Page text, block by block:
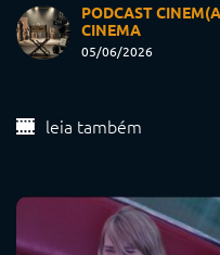
PODCAST
CINEMA
05/06/2026
leia também